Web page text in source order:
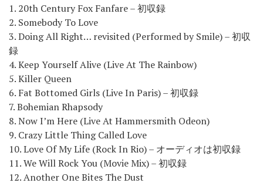
1. 20th Century Fox Fanfare – 初収録
2. Somebody To Love
3. Doing All Right… revisited (Performed by Smile) – 初収
録
4. Keep Yourself Alive (Live At The Rainbow)
5. Killer Queen
6. Fat Bottomed Girls (Live In Paris) – 初収録
7. Bohemian Rhapsody
8. Now I’m Here (Live At Hammersmith Odeon)
9. Crazy Little Thing Called Love
10. Love Of My Life (Rock In Rio) – オーディオは初収録
11. We Will Rock You (Movie Mix) – 初収録
12. Another One Bites The Dust